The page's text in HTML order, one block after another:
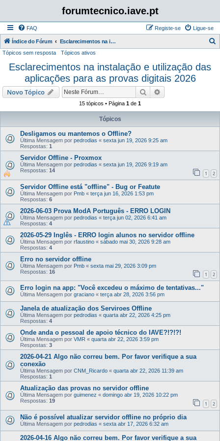
forumtecnico.iave.pt
FAQ Ligue-se
Registe-se
Índice do Fórum Esclarecimentos na instalação e utilização das aplicações para as provas digitais 2026
s
Tópicos sem resposta Tópicos ativos
Esclarecimentos na instalação e utilização das
aplicações para as provas digitais 2026
Novo Tópico Pesquisar
15 tópicos • Página 1 de 1
Tópicos
Desligamos ou mantemos o Offline?
Última Mensagem por pedrodias « sexta jun 19, 2026 9:25 am
Respostas: 1
Servidor Offline - Proxmox
Última Mensagem por pedrodias « sexta jun 19, 2026 9:19 am
Respostas: 14 1 2
Servidor Offline está "offline" - Bug or Featute
Última Mensagem por Pmb « terça jun 16, 2026 1:53 pm
Respostas: 6
2026-06-03 Prova ModA Português - ERRO LOGIN
Última Mensagem por pedrodias « terça jun 02, 2026 6:41 am
Respostas: 4
2026-05-29 Inglês - ERRO login alunos no servidor offline
Última Mensagem por rfaustino « sábado mai 30, 2026 9:28 am
Respostas: 4
Erro no servidor offline
Última Mensagem por Pmb « sexta mai 29, 2026 3:09 pm
Respostas: 16 1 2
Erro login na app: "Você excedeu o máximo de tentativas..."
Última Mensagem por graciano « terça abr 28, 2026 3:56 pm
Janela de atualização dos Serviroes Offline
Última Mensagem por pedrodias « quarta abr 22, 2026 4:25 pm
Respostas: 4
Onde anda o pessoal de apoio técnico do IAVE?!?!?!
Última Mensagem por VMR « quarta abr 22, 2026 3:59 pm
Respostas: 3
2026-04-21 Algo não correu bem. Por favor verifique a sua
conexão
Última Mensagem por CNM_Ricardo « quarta abr 22, 2026 11:39 am
Respostas: 1
Atualização das provas no servidor offline
Última Mensagem por guimenez « domingo abr 19, 2026 10:22 pm
Respostas: 19 1 2
Não é possível atualizar servidor offline no próprio dia
Última Mensagem por pedrodias « sexta abr 17, 2026 6:32 am
2026-04-16 Algo não correu bem. Por favor verifique a sua